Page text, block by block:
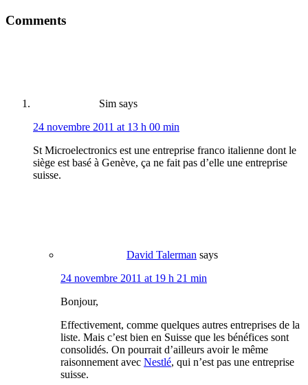
Comments
Sim says
24 novembre 2011 at 13 h 00 min
St Microelectronics est une entreprise franco italienne dont le
siège est basé à Genève, ça ne fait pas d’elle une entreprise
suisse.
David Talerman says
24 novembre 2011 at 19 h 21 min
Bonjour,
Effectivement, comme quelques autres entreprises de la
liste. Mais c’est bien en Suisse que les bénéfices sont
consolidés. On pourrait d’ailleurs avoir le même
raisonnement avec Nestlé, qui n’est pas une entreprise
suisse.